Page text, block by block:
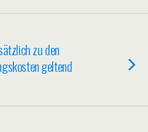
zu den
geltend